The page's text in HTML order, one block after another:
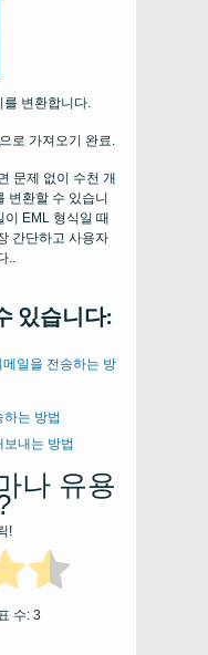
를 변환합니다.
로 가져오기 완료.
문제 없이 수천 개
변환할 수 있습니
이 EML 형식일 때
간단하고 사용자
..
있습니다:
일을 전송하는 방
는 방법
보내는 방법
나 유용
!
수: 3